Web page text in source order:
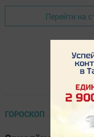
Перейти на
ГОРОСКОП